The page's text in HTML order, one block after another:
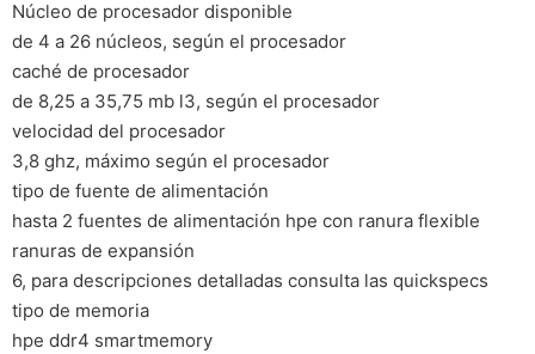
Núcleo de procesador disponible
de 4 a 26 núcleos, según el procesador
caché de procesador
de 8,25 a 35,75 mb l3, según el procesador
velocidad del procesador
3,8 ghz, máximo según el procesador
tipo de fuente de alimentación
hasta 2 fuentes de alimentación hpe con ranura flexible
ranuras de expansión
6, para descripciones detalladas consulta las quickspecs
tipo de memoria
hpe ddr4 smartmemory